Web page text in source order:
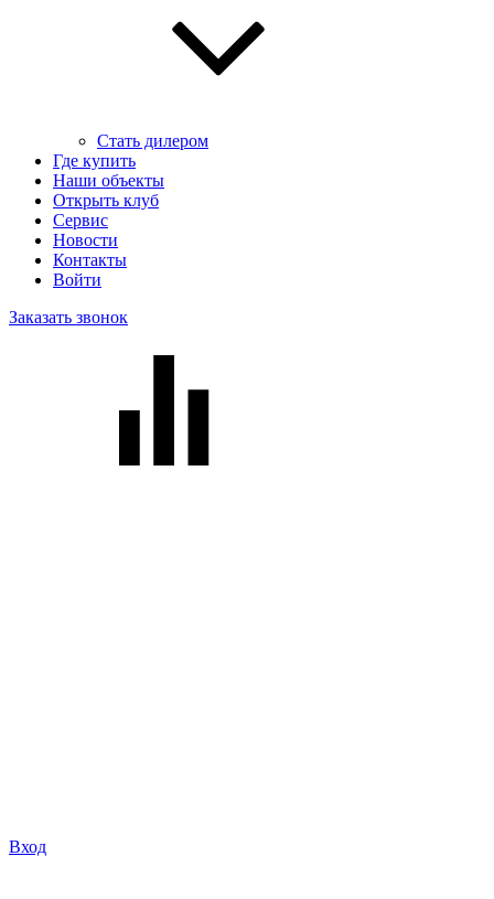
Стать дилером
Где купить
Наши объекты
Открыть клуб
Сервис
Новости
Контакты
Войти
Заказать звонок
Вход